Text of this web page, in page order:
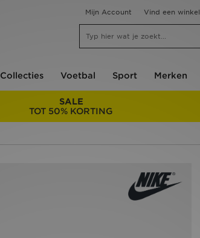
Mijn Account Vind een winkel
Collecties Voetbal Sport Merken
SALE
TOT 50% KORTING